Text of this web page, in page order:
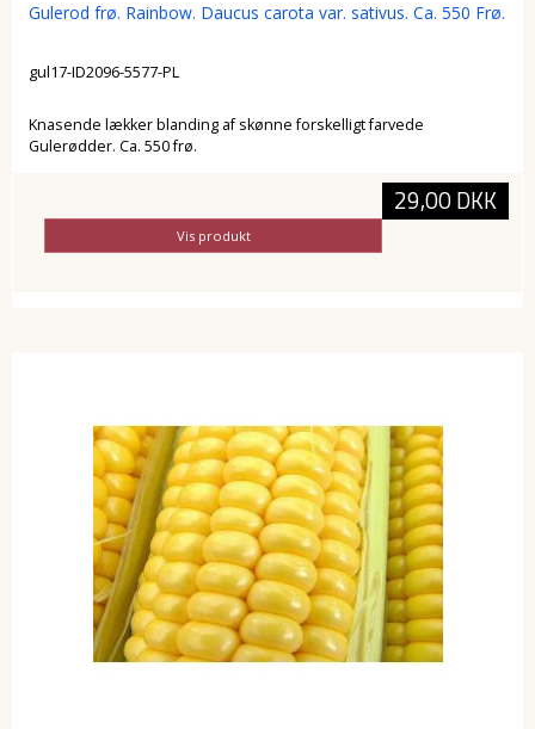
Gulerod frø. Rainbow. Daucus carota var. sativus. Ca. 550 Frø.
gul17-ID2096-5577-PL
Knasende lækker blanding af skønne forskelligt farvede
Gulerødder. Ca. 550 frø.
29,00 DKK
Vis produkt